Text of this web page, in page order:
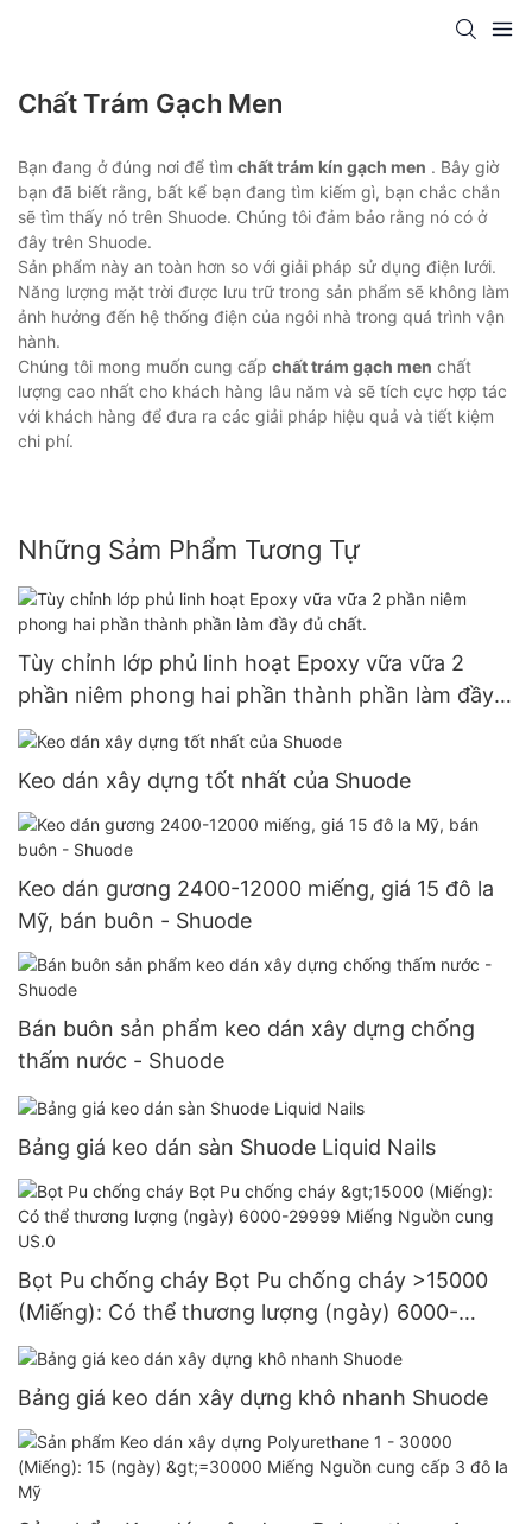
Chất Trám Gạch Men
Bạn đang ở đúng nơi để tìm chất trám kín gạch men . Bây giờ
bạn đã biết rằng, bất kể bạn đang tìm kiếm gì, bạn chắc chắn
sẽ tìm thấy nó trên Shuode. Chúng tôi đảm bảo rằng nó có ở
đây trên Shuode.
Sản phẩm này an toàn hơn so với giải pháp sử dụng điện lưới.
Năng lượng mặt trời được lưu trữ trong sản phẩm sẽ không làm
ảnh hưởng đến hệ thống điện của ngôi nhà trong quá trình vận
hành.
Chúng tôi mong muốn cung cấp chất trám gạch men chất
lượng cao nhất cho khách hàng lâu năm và sẽ tích cực hợp tác
với khách hàng để đưa ra các giải pháp hiệu quả và tiết kiệm
chi phí.
Những Sảm Phẩm Tương Tự
Tùy chỉnh lớp phủ linh hoạt Epoxy vữa vữa 2
phần niêm phong hai phần thành phần làm đầy
đủ chất.
Keo dán xây dựng tốt nhất của Shuode
Keo dán gương 2400-12000 miếng, giá 15 đô la
Mỹ, bán buôn - Shuode
Bán buôn sản phẩm keo dán xây dựng chống
thấm nước - Shuode
Bảng giá keo dán sàn Shuode Liquid Nails
Bọt Pu chống cháy Bọt Pu chống cháy >15000
(Miếng): Có thể thương lượng (ngày) 6000-
29999 Miếng Nguồn cung US.0
Bảng giá keo dán xây dựng khô nhanh Shuode